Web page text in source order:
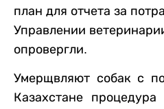
план для отчета за
Управлении
опровергли.
Умерщвляют собак с
Казахстане